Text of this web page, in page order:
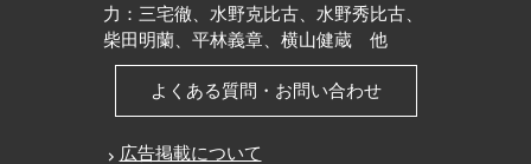
力：三宅徹、水野克比古、水野秀比古、
柴田明蘭、平林義章、横山健蔵 他
よくある質問・お問い合わせ
広告掲載について